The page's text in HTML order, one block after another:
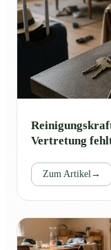
Vertretung
Zum Artikel→